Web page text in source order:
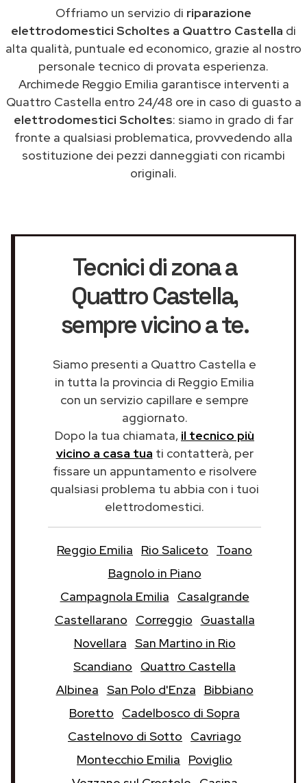
Offriamo un servizio di riparazione
elettrodomestici Scholtes a Quattro Castella di
alta qualità, puntuale ed economico, grazie al nostro
personale tecnico di provata esperienza.
Archimede Reggio Emilia garantisce interventi a
Quattro Castella entro 24/48 ore in caso di guasto a
elettrodomestici Scholtes: siamo in grado di far
fronte a qualsiasi problematica, provvedendo alla
sostituzione dei pezzi danneggiati con ricambi
originali.
Tecnici di zona a
Quattro Castella,
sempre vicino a te.
Siamo presenti a Quattro Castella e
in tutta la provincia di Reggio Emilia
con un servizio capillare e sempre
aggiornato.
Dopo la tua chiamata, il tecnico più
vicino a casa tua ti contatterà, per
fissare un appuntamento e risolvere
qualsiasi problema tu abbia con i tuoi
elettrodomestici.
Reggio Emilia Rio Saliceto
Toano
Bagnolo in Piano
Campagnola Emilia
Casalgrande
Castellarano
Correggio
Guastalla
Novellara San Martino in Rio
Scandiano
Quattro Castella
Albinea San Polo d'Enza
Bibbiano
Boretto
Cadelbosco di Sopra
Castelnovo di Sotto
Cavriago
Montecchio Emilia
Poviglio